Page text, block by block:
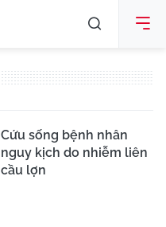
Cứu sống bệnh nhân
nguy kịch do nhiễm liên
cầu lợn